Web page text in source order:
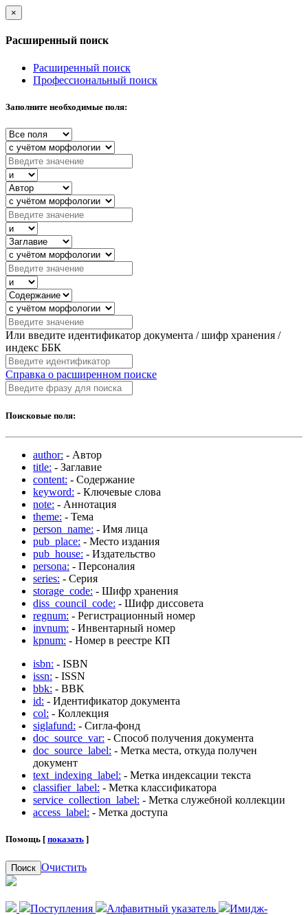
×
Расширенный поиск
Расширенный поиск
Профессиональный поиск
Заполните необходимые поля:
Или введите идентификатор документа / шифр хранения /
индекс ББК
Справка о расширенном поиске
Поисковые поля:
author: - Автор
title: - Заглавие
content: - Содержание
keyword: - Ключевые слова
note: - Аннотация
theme: - Тема
person_name: - Имя лица
pub_place: - Место издания
pub_house: - Издательство
persona: - Персоналия
series: - Серия
storage_code: - Шифр хранения
diss_council_code: - Шифр диссовета
regnum: - Регистрационный номер
invnum: - Инвентарный номер
kpnum: - Номер в реестре КП
isbn: - ISBN
issn: - ISSN
bbk: - BBK
id: - Идентификатор документа
col: - Коллекция
siglafund: - Сигла-фонд
doc_source_var: - Способ получения документа
doc_source_label: - Метка места, откуда получен
документ
text_indexing_label: - Метка индексации текста
classifier_label: - Метка классификатора
service_collection_label: - Метка служебной коллекции
access_label: - Метка доступа
Помощь [ показать ]
Поиск Очистить
Поступления Алфавитный указатель
Имидж-